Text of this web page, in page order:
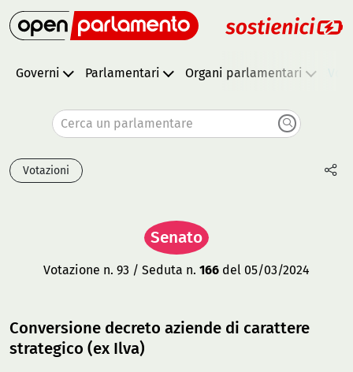
Governi Parlamentari Organi parlamentari
Cerca un parlamentare
Votazioni
Senato
Votazione n. 93 / Seduta n. 166 del 05/03/2024
Conversione decreto aziende di carattere
strategico (ex Ilva)